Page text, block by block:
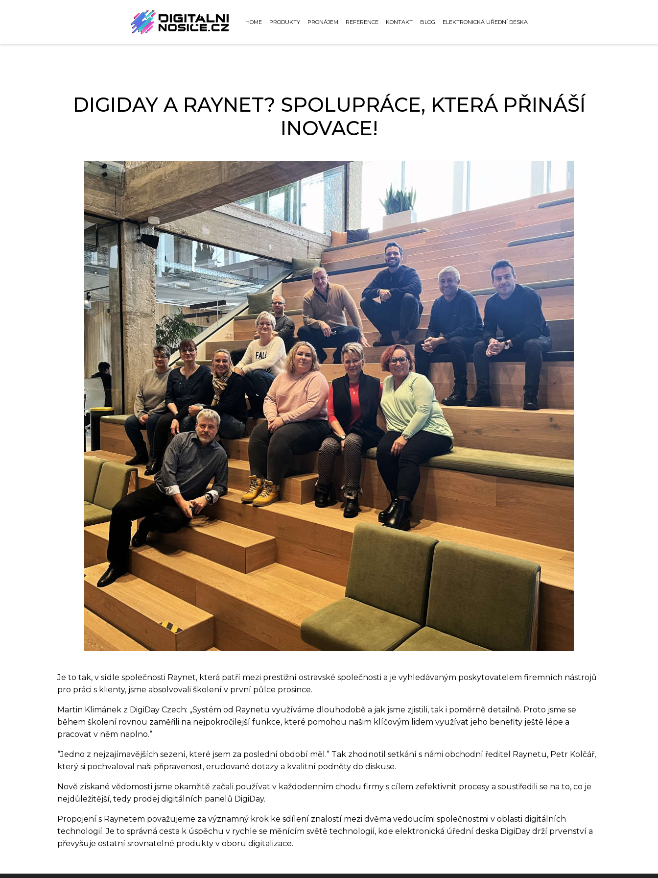
HOME PRODUKTY PRONÁJEM REFERENCE KONTAKT BLOG ELEKTRONICKÁ UŘEDNÍ DESKA
DIGIDAY A RAYNET? SPOLUPRÁCE, KTERÁ PŘINÁŠÍ
INOVACE!
Je to tak, v sídle společnosti Raynet, která patří mezi prestižní ostravské společnosti a je vyhledávaným poskytovatelem firemních nástrojů
pro práci s klienty, jsme absolvovali školení v první půlce prosince.
Martin Klimánek z DigiDay Czech: „Systém od Raynetu využíváme dlouhodobě a jak jsme zjistili, tak i poměrně detailně. Proto jsme se
během školení rovnou zaměřili na nejpokročilejší funkce, které pomohou našim klíčovým lidem využívat jeho benefity ještě lépe a
pracovat v něm naplno.“
“Jedno z nejzajímavějších sezení, které jsem za poslední období měl.” Tak zhodnotil setkání s námi obchodní ředitel Raynetu, Petr Kolčář,
který si pochvaloval naši připravenost, erudované dotazy a kvalitní podněty do diskuse.
Nově získané vědomosti jsme okamžitě začali používat v každodenním chodu firmy s cílem zefektivnit procesy a soustředili se na to, co je
nejdůležitější, tedy prodej digitálních panelů DigiDay.
Propojení s Raynetem považujeme za významný krok ke sdílení znalostí mezi dvěma vedoucími společnostmi v oblasti digitálních
technologií. Je to správná cesta k úspěchu v rychle se měnícím světě technologií, kde elektronická úřední deska DigiDay drží prvenství a
převyšuje ostatní srovnatelné produkty v oboru digitalizace.